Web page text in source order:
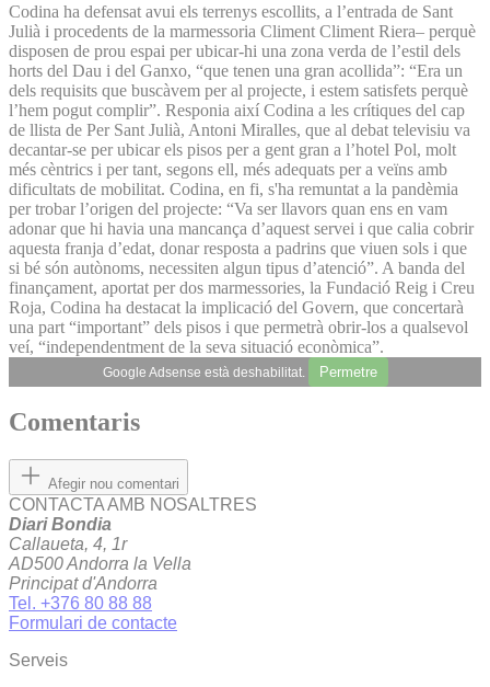
Codina ha defensat avui els terrenys escollits, a l’entrada de Sant
Julià i procedents de la marmessoria Climent Climent Riera– perquè
disposen de prou espai per ubicar-hi una zona verda de l’estil dels
horts del Dau i del Ganxo, “que tenen una gran acollida”: “Era un
dels requisits que buscàvem per al projecte, i estem satisfets perquè
l’hem pogut complir”. Responia així Codina a les crítiques del cap
de llista de Per Sant Julià, Antoni Miralles, que al debat televisiu va
decantar-se per ubicar els pisos per a gent gran a l’hotel Pol, molt
més cèntrics i per tant, segons ell, més adequats per a veïns amb
dificultats de mobilitat. Codina, en fi, s'ha remuntat a la pandèmia
per trobar l’origen del projecte: “Va ser llavors quan ens en vam
adonar que hi havia una mancança d’aquest servei i que calia cobrir
aquesta franja d’edat, donar resposta a padrins que viuen sols i que
si bé són autònoms, necessiten algun tipus d’atenció”. A banda del
finançament, aportat per dos marmessories, la Fundació Reig i Creu
Roja, Codina ha destacat la implicació del Govern, que concertarà
una part “important” dels pisos i que permetrà obrir-los a qualsevol
veí, “independentment de la seva situació econòmica”.
Google Adsense està deshabilitat. Permetre
Comentaris
Afegir nou comentari
CONTACTA AMB NOSALTRES
Diari Bondia
Callaueta, 4, 1r
AD500 Andorra la Vella
Principat d'Andorra
Tel. +376 80 88 88
Formulari de contacte
Serveis